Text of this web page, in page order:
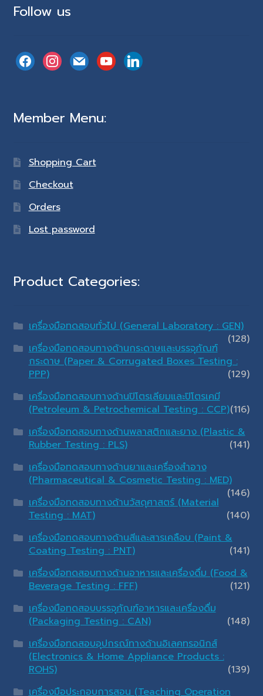
Follow us
facebookinstagram
mail youtubelinkedin
Member Menu:
Shopping Cart
Checkout
Orders
Lost password
Product Categories:
เครื่องมือทดสอบทั่วไป (General Laboratory : GEN)
(128)
เครื่องมือทดสอบทางด้านกระดาษและบรรจุภัณฑ์
กระดาษ (Paper & Corrugated Boxes Testing :
PPP)
(129)
เครื่องมือทดสอบทางด้านปิโตรเลียมและปิโตรเคมี
(Petroleum & Petrochemical Testing : CCP)(116)
เครื่องมือทดสอบทางด้านพลาสติกและยาง (Plastic &
Rubber Testing : PLS)
(141)
เครื่องมือทดสอบทางด้านยาและเครื่องสำอาง
(Pharmaceutical & Cosmetic Testing : MED)
(146)
เครื่องมือทดสอบทางด้านวัสดุศาสตร์ (Material
Testing : MAT)
(140)
เครื่องมือทดสอบทางด้านสีและสารเคลือบ (Paint &
Coating Testing : PNT)
(141)
เครื่องมือทดสอบทางด้านอาหารและเครื่องดื่ม (Food &
Beverage Testing : FFF)
(121)
เครื่องมือทดสอบบรรจุภัณฑ์อาหารและเครื่องดื่ม
(Packaging Testing : CAN)
(148)
เครื่องมือทดสอบอุปกรณ์ทางด้านอิเลคทรอนิกส์
(Electronics & Home Appliance Products :
ROHS)
(139)
เครื่องมือประกอบการสอน (Teaching Operation